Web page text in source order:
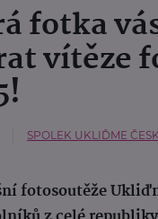
fotka
vítěze
SPOLEK UKLIĎME
fotosoutěže